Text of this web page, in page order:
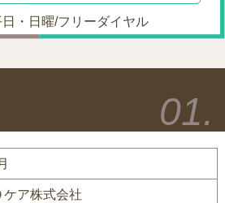
・日曜/フリーダイヤル
ケア株式会社